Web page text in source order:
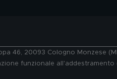
46, 20093 Cologno Monzese
funzionale all'addestramento